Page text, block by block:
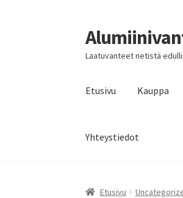
Siirry
navigointiin
Siirry
sisältöön
Laatuvanteet netistä
Etusivu Kauppa
Yhteystiedot
Etusivu